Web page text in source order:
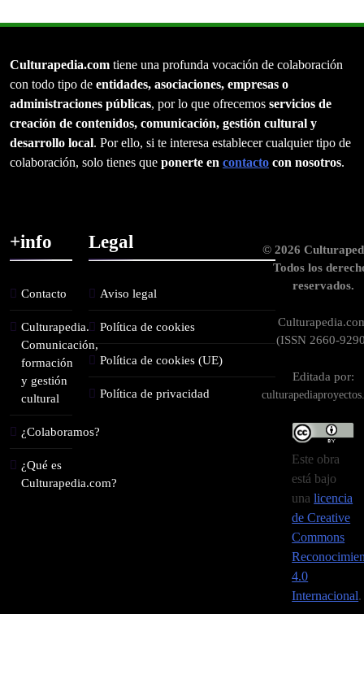
Culturapedia.com tiene una profunda vocación de colaboración
con todo tipo de entidades, asociaciones, empresas o
administraciones públicas, por lo que ofrecemos servicios de
creación de contenidos, comunicación, gestión cultural y
desarrollo local. Por ello, si te interesa establecer cualquier tipo de
colaboración, solo tienes que ponerte en contacto con nosotros.
+info
Contacto
Culturapedia.
Comunicación,
formación
y gestión
cultural
¿Colaboramos?
¿Qué es
Culturapedia.com?
Legal
Aviso legal
Política de cookies
Política de cookies (UE)
Política de privacidad
© 2026
Todos los
reservados.
(ISSN 2660-
Editada por:
Este obra
está bajo
unalicencia
de Creative
Commons
4.0
Internacional.